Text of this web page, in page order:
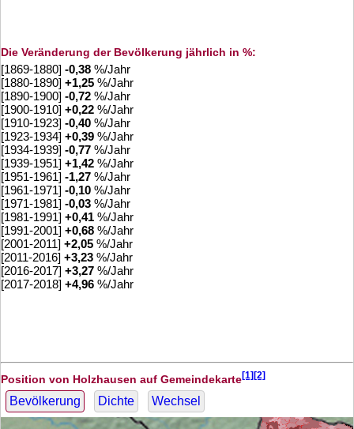
Die Veränderung der Bevölkerung jährlich in %:
[1869-1880] -0,38 %/Jahr
[1880-1890] +1,25 %/Jahr
[1890-1900] -0,72 %/Jahr
[1900-1910] +0,22 %/Jahr
[1910-1923] -0,40 %/Jahr
[1923-1934] +0,39 %/Jahr
[1934-1939] -0,77 %/Jahr
[1939-1951] +1,42 %/Jahr
[1951-1961] -1,27 %/Jahr
[1961-1971] -0,10 %/Jahr
[1971-1981] -0,03 %/Jahr
[1981-1991] +0,41 %/Jahr
[1991-2001] +0,68 %/Jahr
[2001-2011] +2,05 %/Jahr
[2011-2016] +3,23 %/Jahr
[2016-2017] +3,27 %/Jahr
[2017-2018] +4,96 %/Jahr
Position von Holzhausen auf Gemeindekarte[1][2]
Bevölkerung Dichte Wechsel